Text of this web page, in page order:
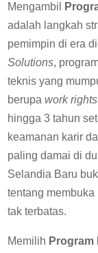
Mengambil
adalah langkah
pemimpin di era
Solutions,
teknis yang
berupawork rights
hingga 3 tahun
keamanan karir
paling damai di
Selandia Baru
tentang
tak terbatas.
Memilih Program